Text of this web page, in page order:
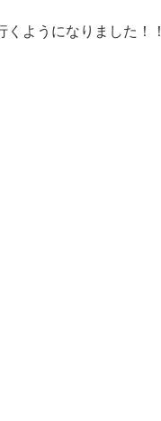
ようになりました！！